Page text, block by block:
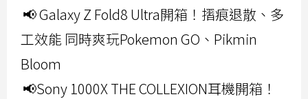
📢 Galaxy Z Fold8 Ultra開箱！摺痕退散、多
工效能 同時爽玩Pokemon GO、Pikmin
Bloom
📢Sony 1000X THE COLLEXION耳機開箱！